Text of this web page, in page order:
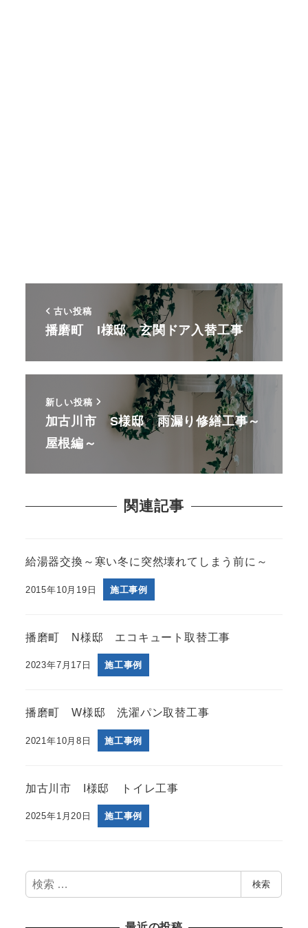
古い投稿
播磨町 I様邸 玄関ドア入替工事
新しい投稿
加古川市 S様邸 雨漏り修繕工事～
屋根編～
関連記事
給湯器交換～寒い冬に突然壊れてしまう前に～
2015年10月19日 施工事例
播磨町 N様邸 エコキュート取替工事
2023年7月17日 施工事例
播磨町 W様邸 洗濯パン取替工事
2021年10月8日 施工事例
加古川市 I様邸 トイレ工事
2025年1月20日 施工事例
検
索
検索